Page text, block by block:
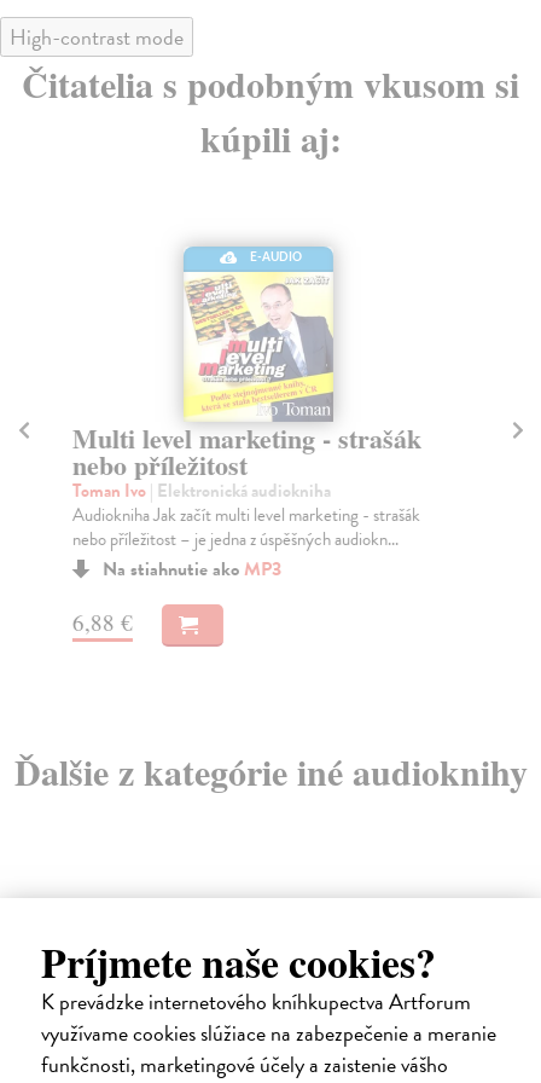
Príjmete naše cookies?
K prevádzke internetového kníhkupectva Artforum
využívame cookies slúžiace na zabezpečenie a meranie
funkčnosti, marketingové účely a zaistenie vášho
High-contrast mode
Čitatelia s podobným vkusom si
kúpili aj:
E-AUDIO
O úspěchu
Toman Ivo| Elektronická audiokniha
Audiokniha O úspěchu – je jedna z úspěšných
audioknih Ivo Tomana o osobním úspěchu. Úspěch je
zaklín...
Na stiahnutie ako MP3
6,88 €
Ďalšie z kategórie iné audioknihy
E-AUDIO